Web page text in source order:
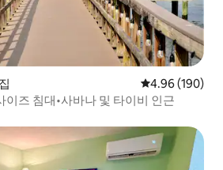
평점 4.96점(5
4.96 (190)
이즈 침대•사바나 및 타이비 인근